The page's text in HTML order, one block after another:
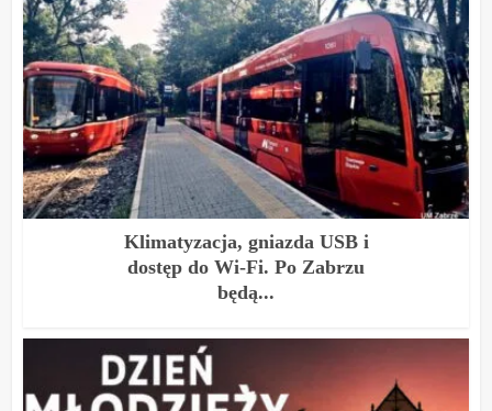
Klimatyzacja, gniazda USB i
dostęp do Wi-Fi. Po Zabrzu
będą...